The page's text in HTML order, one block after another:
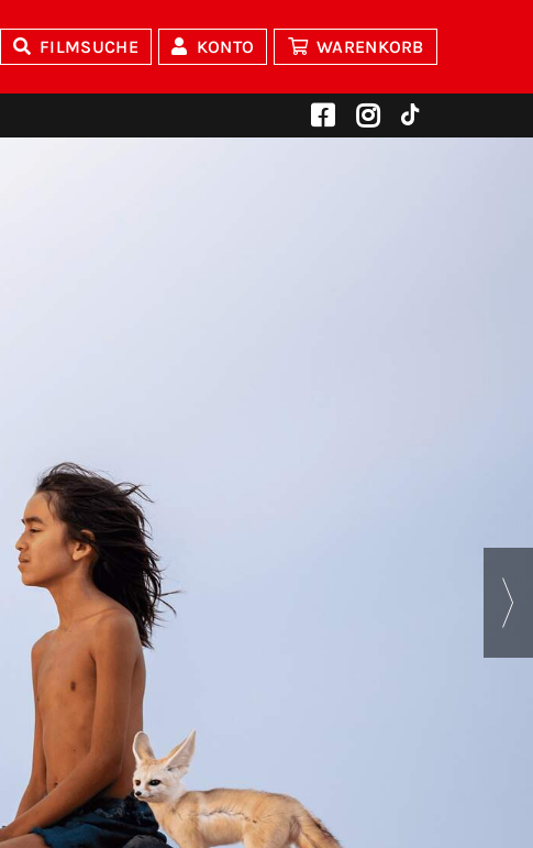
FILMSUCHE KONTO WARENKORB